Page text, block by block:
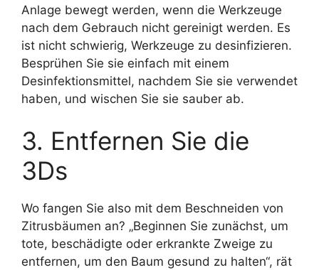
Anlage bewegt werden, wenn die Werkzeuge
nach dem Gebrauch nicht gereinigt werden. Es
ist nicht schwierig, Werkzeuge zu desinfizieren.
Besprühen Sie sie einfach mit einem
Desinfektionsmittel, nachdem Sie sie verwendet
haben, und wischen Sie sie sauber ab.
3. Entfernen Sie die
3Ds
Wo fangen Sie also mit dem Beschneiden von
Zitrusbäumen an? „Beginnen Sie zunächst, um
tote, beschädigte oder erkrankte Zweige zu
entfernen, um den Baum gesund zu halten“, rät